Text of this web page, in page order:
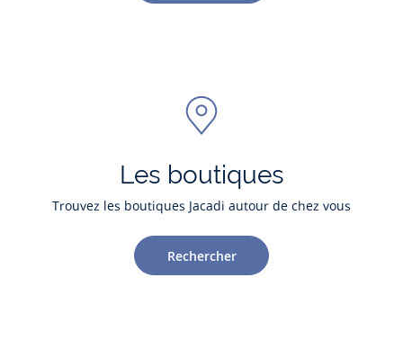
Les boutiques
Trouvez les boutiques Jacadi autour de chez vous
Rechercher